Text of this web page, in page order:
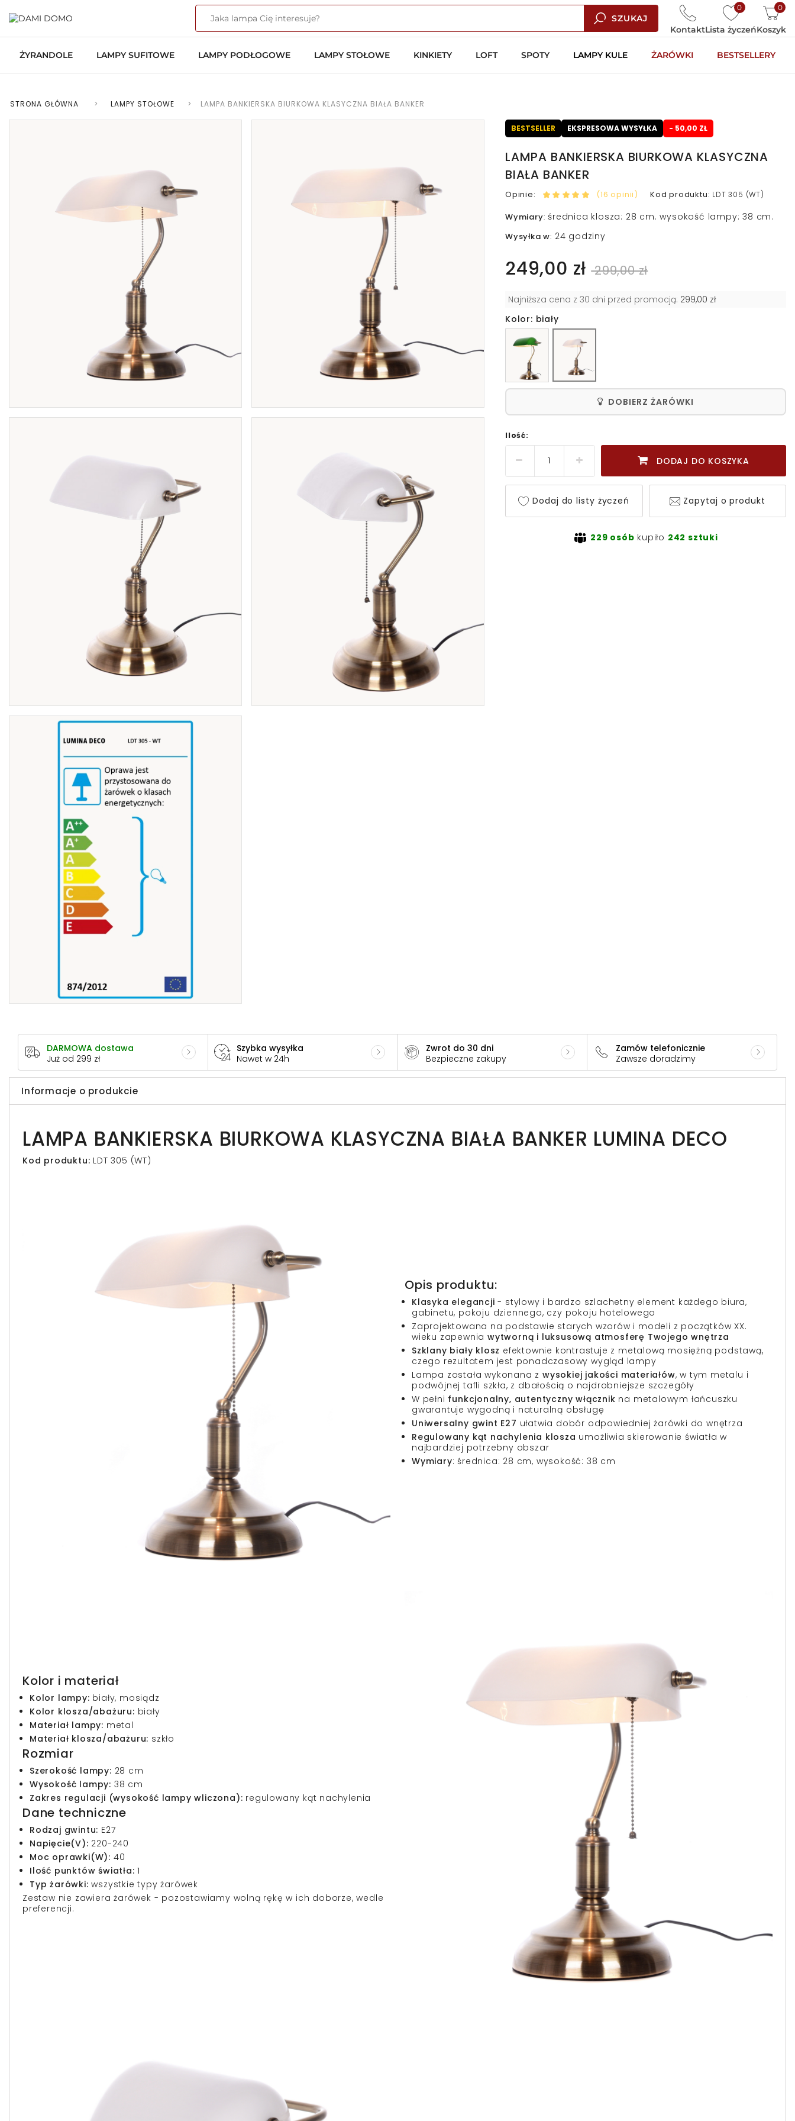
SZUKAJ
0
Lista życzeń
0
Koszyk
Kontakt
ŻYRANDOLE LAMPY SUFITOWE LAMPY PODŁOGOWE LAMPY STOŁOWE KINKIETY LOFT SPOTY LAMPY KULE ŻARÓWKI BESTSELLERY
STRONA GŁÓWNA > LAMPY STOŁOWE > LAMPA BANKIERSKA BIURKOWA KLASYCZNA BIAŁA BANKER
BESTSELLER EKSPRESOWA WYSYŁKA - 50,00 ZŁ
LAMPA BANKIERSKA BIURKOWA KLASYCZNA
BIAŁA BANKER
Opinie: (16 opinii) Kod produktu: LDT 305 (WT)
Wymiary: średnica klosza: 28 cm. wysokość lampy: 38 cm.
Wysyłka w: 24 godziny
249,00 zł 299,00 zł
Najniższa cena z 30 dni przed promocją: 299,00 zł
Kolor: biały
DOBIERZ ŻARÓWKI
Ilość:
DODAJ DO KOSZYKA
Dodaj do listy życzeń Zapytaj o produkt
229 osób kupiło 242 sztuki
DARMOWA dostawa
Już od 299 zł
Szybka wysyłka
Nawet w 24h
Zwrot do 30 dni
Bezpieczne zakupy
Zamów telefonicznie
Zawsze doradzimy
Informacje o produkcie
LAMPA BANKIERSKA BIURKOWA KLASYCZNA BIAŁA BANKER LUMINA DECO
Kod produktu: LDT 305 (WT)
Opis produktu:
Klasyka elegancji - stylowy i bardzo szlachetny element każdego biura,
gabinetu, pokoju dziennego, czy pokoju hotelowego
Zaprojektowana na podstawie starych wzorów i modeli z początków XX.
wieku zapewnia wytworną i luksusową atmosferę Twojego wnętrza
Szklany biały klosz efektownie kontrastuje z metalową mosiężną podstawą,
czego rezultatem jest ponadczasowy wygląd lampy
Lampa została wykonana z wysokiej jakości materiałów, w tym metalu i
podwójnej tafli szkła, z dbałością o najdrobniejsze szczegóły
W pełni funkcjonalny, autentyczny włącznik na metalowym łańcuszku
gwarantuje wygodną i naturalną obsługę
Uniwersalny gwint E27 ułatwia dobór odpowiedniej żarówki do wnętrza
Regulowany kąt nachylenia klosza umożliwia skierowanie światła w
najbardziej potrzebny obszar
Wymiary: średnica: 28 cm, wysokość: 38 cm
Kolor i materiał
Kolor lampy: biały, mosiądz
Kolor klosza/abażuru: biały
Materiał lampy: metal
Materiał klosza/abażuru: szkło
Rozmiar
Szerokość lampy: 28 cm
Wysokość lampy: 38 cm
Zakres regulacji (wysokość lampy wliczona): regulowany kąt nachylenia
Dane techniczne
Rodzaj gwintu: E27
Napięcie(V): 220-240
Moc oprawki(W): 40
Ilość punktów światła: 1
Typ żarówki: wszystkie typy żarówek
Zestaw nie zawiera żarówek - pozostawiamy wolną rękę w ich doborze, wedle
preferencji.